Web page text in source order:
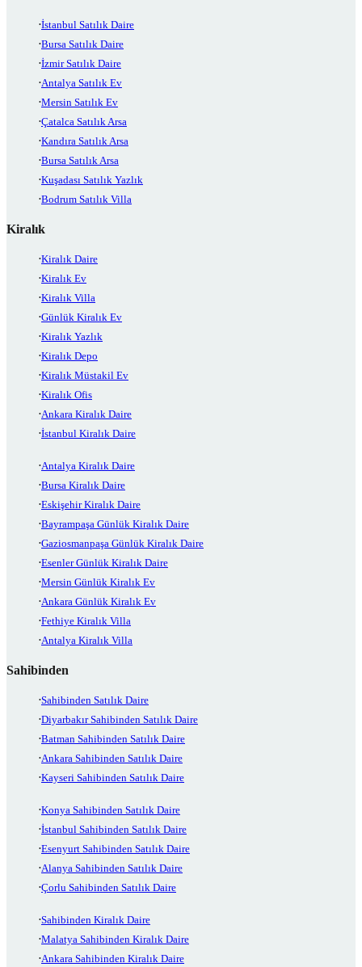
İstanbul Satılık Daire
Bursa Satılık Daire
İzmir Satılık Daire
Antalya Satılık Ev
Mersin Satılık Ev
Çatalca Satılık Arsa
Kandıra Satılık Arsa
Bursa Satılık Arsa
Kuşadası Satılık Yazlık
Bodrum Satılık Villa
Kiralık
Kiralık Daire
Kiralık Ev
Kiralık Villa
Günlük Kiralık Ev
Kiralık Yazlık
Kiralık Depo
Kiralık Müstakil Ev
Kiralık Ofis
Ankara Kiralık Daire
İstanbul Kiralık Daire
Antalya Kiralık Daire
Bursa Kiralık Daire
Eskişehir Kiralık Daire
Bayrampaşa Günlük Kiralık Daire
Gaziosmanpaşa Günlük Kiralık Daire
Esenler Günlük Kiralık Daire
Mersin Günlük Kiralık Ev
Ankara Günlük Kiralık Ev
Fethiye Kiralık Villa
Antalya Kiralık Villa
Sahibinden
Sahibinden Satılık Daire
Diyarbakır Sahibinden Satılık Daire
Batman Sahibinden Satılık Daire
Ankara Sahibinden Satılık Daire
Kayseri Sahibinden Satılık Daire
Konya Sahibinden Satılık Daire
İstanbul Sahibinden Satılık Daire
Esenyurt Sahibinden Satılık Daire
Alanya Sahibinden Satılık Daire
Çorlu Sahibinden Satılık Daire
Sahibinden Kiralık Daire
Malatya Sahibinden Kiralık Daire
Ankara Sahibinden Kiralık Daire